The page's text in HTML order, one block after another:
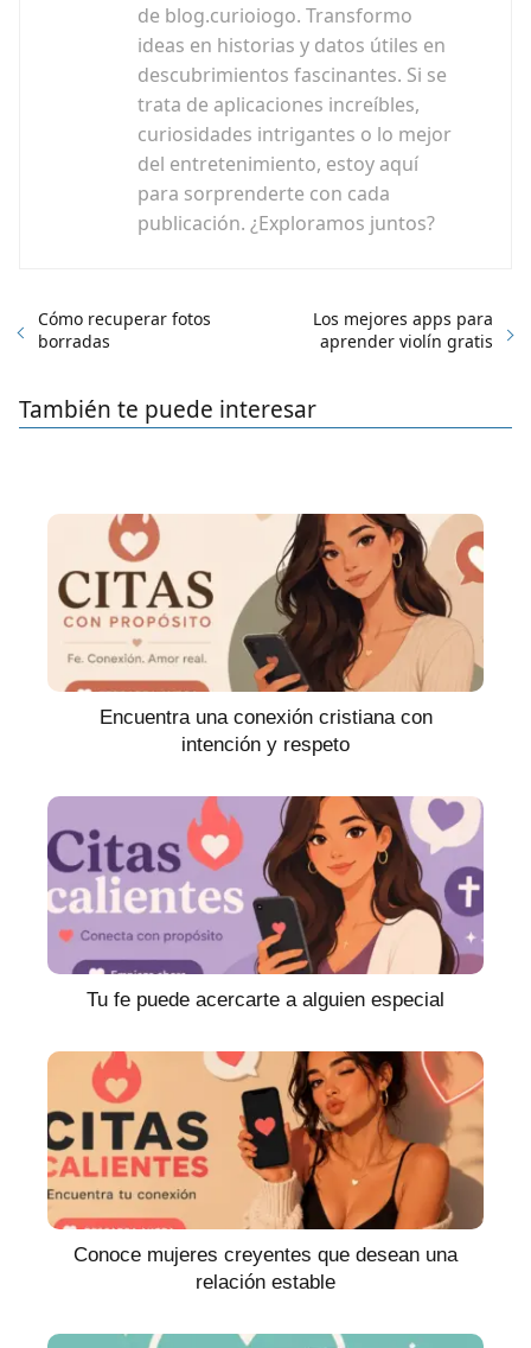
de blog.curioiogo. Transformo
ideas en historias y datos útiles en
descubrimientos fascinantes. Si se
trata de aplicaciones increíbles,
curiosidades intrigantes o lo mejor
del entretenimiento, estoy aquí
para sorprenderte con cada
publicación. ¿Exploramos juntos?
Cómo recuperar fotos
borradas
Los mejores apps para
aprender violín gratis
También te puede interesar
Encuentra una conexión cristiana con
intención y respeto
Tu fe puede acercarte a alguien especial
Conoce mujeres creyentes que desean una
relación estable